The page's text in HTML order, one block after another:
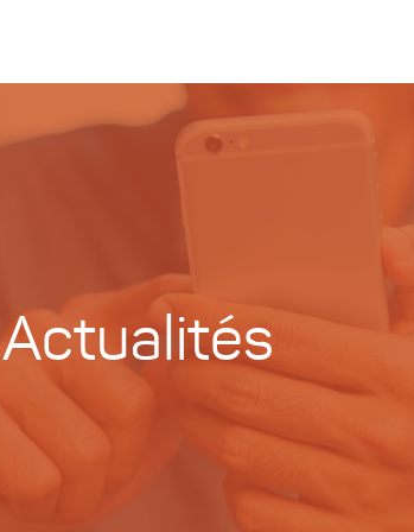
Actualités